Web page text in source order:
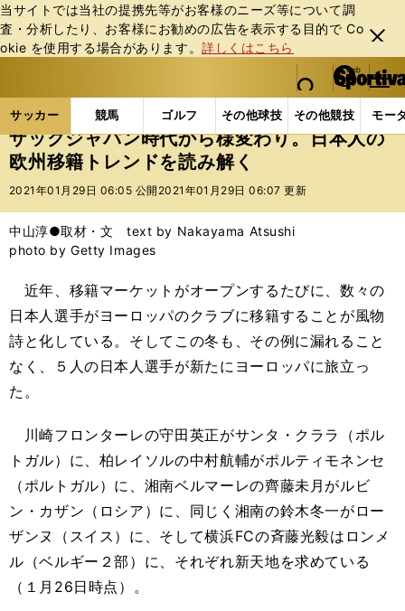
当サイトでは当社の提携先等がお客様のニーズ等について調
査・分析したり、お客様にお勧めの広告を表⽰する⽬的で Co
okie を使⽤する場合があります。詳しくはこちら
閉じ
る
web Sportiva (webスポルティーバ)
検索
マイペ
ー
ジ
メニュ
サッカー 競馬 ゴルフ その他球技 その他競技 モー
ス
ポ
ル
バ
サッカーの記事一覧 海外サッカー 海外サッカー
ザックジャパン時代から様変わり。日本人の
欧州移籍トレンドを読み解く
2021年01月29日 06:05 公開 2021年01月29日 06:07 更新
中山淳●取材・文 text by Nakayama Atsushi
photo by Getty Images
近年、移籍マーケットがオープンするたびに、数々の
日本人選手がヨーロッパのクラブに移籍することが風物
詩と化している。そしてこの冬も、その例に漏れること
なく、５人の日本人選手が新たにヨーロッパに旅立っ
た。
川崎フロンターレの守田英正がサンタ・クララ（ポル
トガル）に、柏レイソルの中村航輔がポルティモネンセ
（ポルトガル）に、湘南ベルマーレの齊藤未月がルビ
ン・カザン（ロシア）に、同じく湘南の鈴木冬一がロー
ザンヌ（スイス）に、そして横浜FCの斉藤光毅はロンメ
ル（ベルギー２部）に、それぞれ新天地を求めている
（１月26日時点）。